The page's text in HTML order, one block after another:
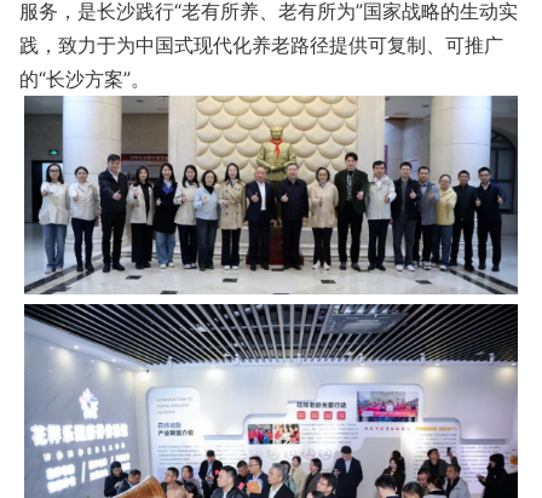
服务，是长沙践行“老有所养、老有所为”国家战略的生动实
践，致力于为中国式现代化养老路径提供可复制、可推广
的“长沙方案”。